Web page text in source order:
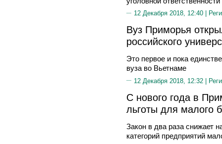
12 Декабря 2018, 12:40 |
Вуз Приморья
российского
Это первое и пока
вуза во Вьетнаме
12 Декабря 2018, 12:32 |
C нового года в
льготы для малого
Закон в два раза снижает
категорий предприятий